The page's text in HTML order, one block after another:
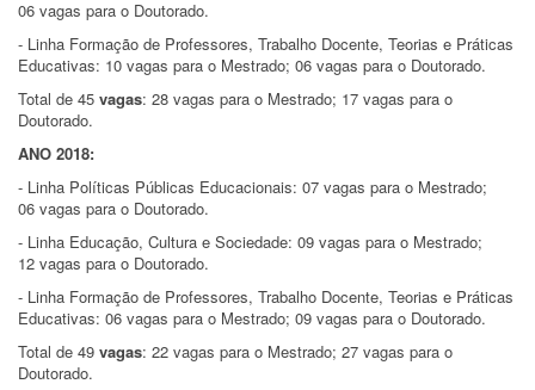
06 vagas para o Doutorado.
- Linha Formação de Professores, Trabalho Docente, Teorias e Práticas
Educativas: 10 vagas para o Mestrado; 06 vagas para o Doutorado.
Total de 45 vagas: 28 vagas para o Mestrado; 17 vagas para o
Doutorado.
ANO 2018:
- Linha Políticas Públicas Educacionais: 07 vagas para o Mestrado;
06 vagas para o Doutorado.
- Linha Educação, Cultura e Sociedade: 09 vagas para o Mestrado;
12 vagas para o Doutorado.
- Linha Formação de Professores, Trabalho Docente, Teorias e Práticas
Educativas: 06 vagas para o Mestrado; 09 vagas para o Doutorado.
Total de 49 vagas: 22 vagas para o Mestrado; 27 vagas para o
Doutorado.